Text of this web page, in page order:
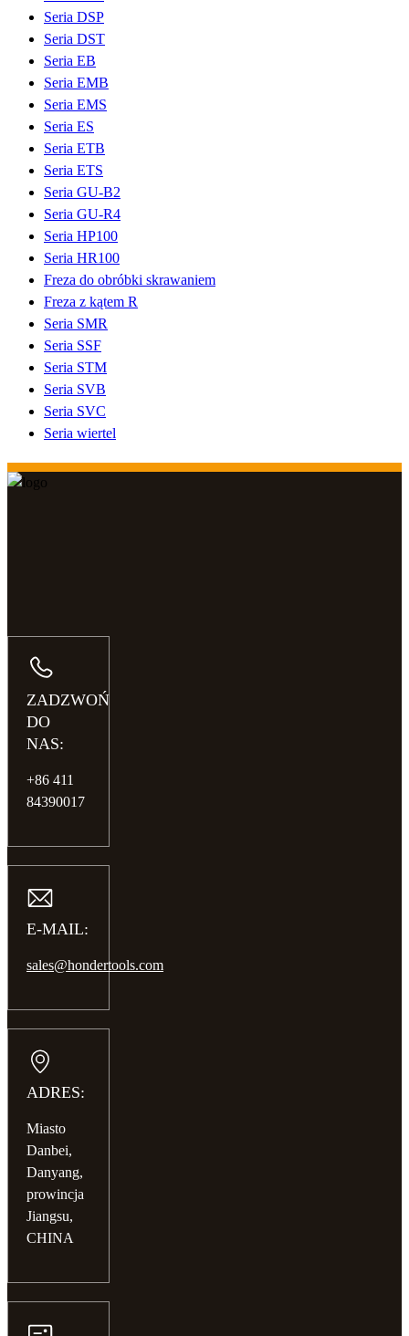
Seria DSP
Seria DST
Seria EB
Seria EMB
Seria EMS
Seria ES
Seria ETB
Seria ETS
Seria GU-B2
Seria GU-R4
Seria HP100
Seria HR100
Freza do obróbki skrawaniem
Freza z kątem R
Seria SMR
Seria SSF
Seria STM
Seria SVB
Seria SVC
Seria wiertel
ZADZWOŃ
DO
NAS:
+86 411
84390017
E-MAIL:
sales@hondertools.com
ADRES:
Miasto
Danbei,
Danyang,
prowincja
Jiangsu,
CHINA